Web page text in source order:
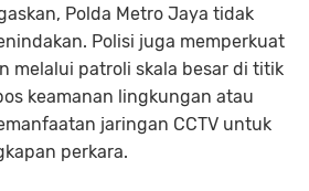
Polda Metro Jaya tidak
Polisi juga memperkuat
melalui patroli skala besar di titik
keamanan lingkungan atau
jaringan CCTV untuk
perkara.